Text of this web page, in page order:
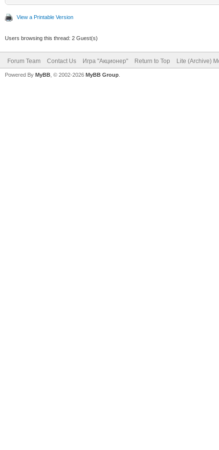
View a Printable Version
Users browsing this thread: 2 Guest(s)
Forum Team Contact Us Игра "Акционер" Return to Top Lite (Archive)
Powered By MyBB , © 2002-2026 MyBB Group